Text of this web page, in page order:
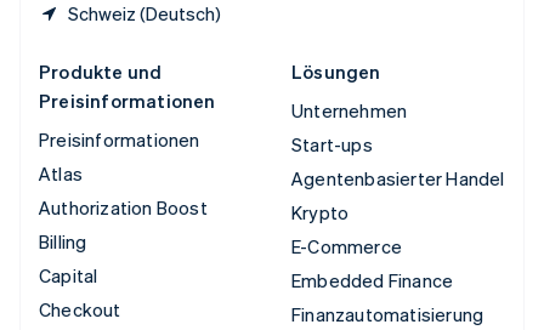
Schweiz (Deutsch)
Produkte und
Preisinformationen
Preisinformationen
Atlas
Authorization Boost
Billing
Capital
Checkout
Lösungen
Unternehmen
Start-ups
Agentenbasierter Handel
Krypto
E-Commerce
Embedded Finance
Finanzautomatisierung